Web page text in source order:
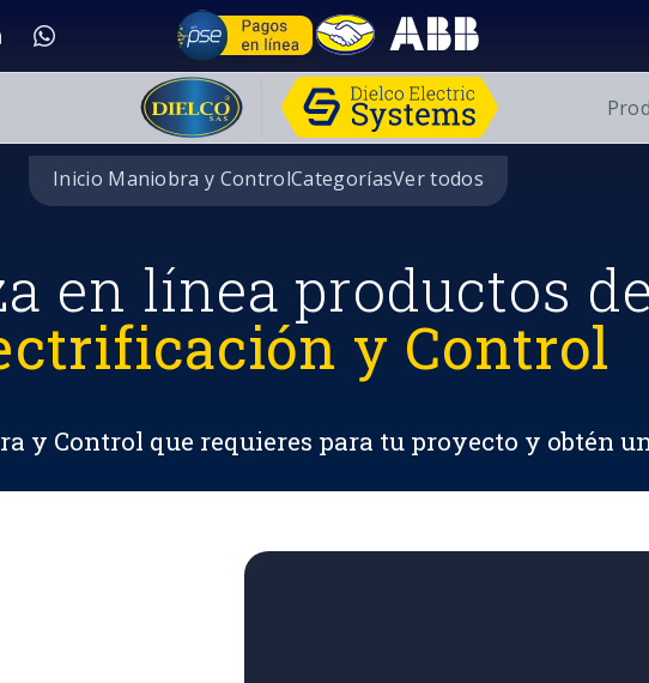
Inicio Maniobra y ControlCategoríasVer todos
en línea productos de
y Control
y Control que requieres para tu proyecto y obtén